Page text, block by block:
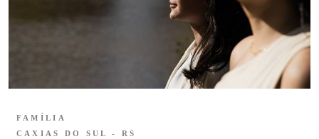
FAMÍLIA
CAXIAS DO SUL - RS